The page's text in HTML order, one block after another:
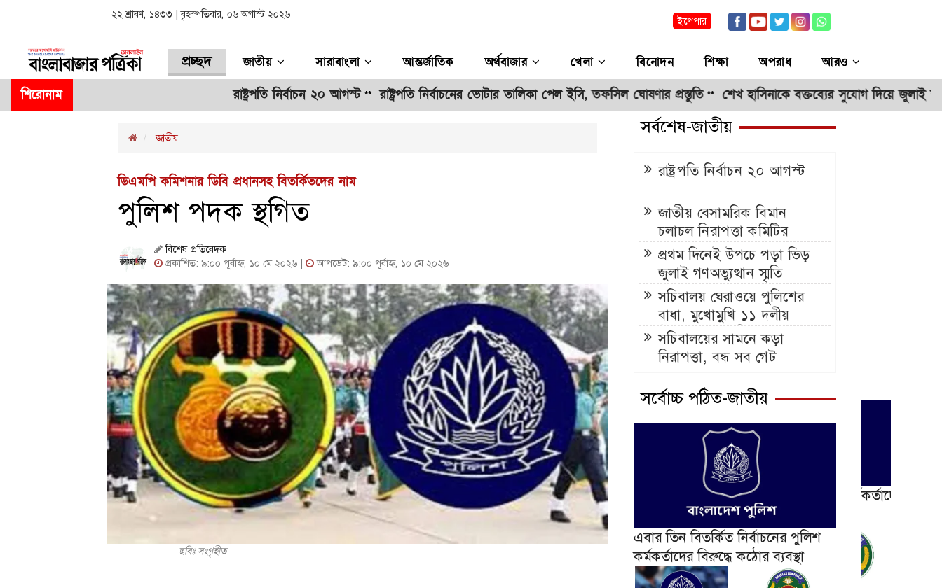
২২ শ্রাবণ, ১৪৩৩ | বৃহস্পতিবার, ০৬ অগাস্ট ২০২৬
ইপেপার
প্রচ্ছদ জাতীয় সারাবাংলা আন্তর্জাতিক অর্থবাজার খেলা বিনোদন শিক্ষা অপরাধ আরও
শিরোনাম রাষ্ট্রপতি নির্বাচন ২০ আগস্ট ** রাষ্ট্রপতি নির্বাচনের ভোটার তালিকা পেল ইসি, তফসিল ঘোষণার প্রস্তুতি ** শেখ হাসিনাকে বক্তব্যের সুযোগ দিয়ে জুলাই শহীদদের
জাতীয়
ডিএমপি কমিশনার ডিবি প্রধানসহ বিতর্কিতদের নাম
পুলিশ পদক স্থগিত
বিশেষ প্রতিবেদক
প্রকাশিত: ৯:০০ পূর্বাহ্ন, ১০ মে ২০২৬ |
আপডেট: ৯:০০ পূর্বাহ্ন, ১০ মে ২০২৬
ছবিঃ সংগৃহীত
সর্বশেষ-জাতীয়
রাষ্ট্রপতি নির্বাচন ২০ আগস্ট
জাতীয় বেসামরিক বিমান
চলাচল নিরাপত্তা কমিটির
NCASC সভা অনুষ্ঠিত
প্রথম দিনেই উপচে পড়া ভিড়
জুলাই গণঅভ্যুত্থান স্মৃতি
জাদুঘরে
সচিবালয় ঘেরাওয়ে পুলিশের
বাধা, মুখোমুখি ১১ দলীয়
ঐক্যের নেতাকর্মীরা
সচিবালয়ের সামনে কড়া
নিরাপত্তা, বন্ধ সব গেট
সর্বোচ্চ পঠিত-জাতীয়
এবার তিন বিতর্কিত নির্বাচনের পুলিশ
কর্মকর্তাদের বিরুদ্ধে কঠোর ব্যবস্থা